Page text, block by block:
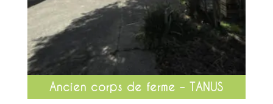
Ancien corps de ferme – TANUS